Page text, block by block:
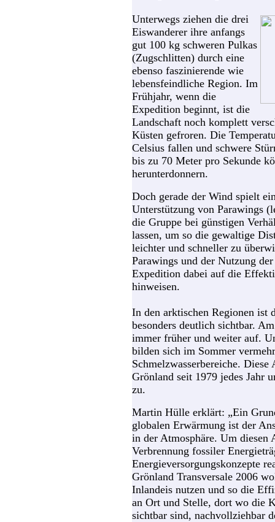
Unterwegs ziehen die drei
Eiswanderer ihre anfangs
gut 100 kg schweren Pulkas
(Zugschlitten) durch eine
ebenso faszinierende wie
lebensfeindliche Region. Im
Frühjahr, wenn die
Expedition beginnt, ist die
Landschaft noch komplett
Küsten gefroren. Die
Celsius fallen und schwere
bis zu 70 Meter pro Sekunde
herunterdonnern.
Doch gerade der Wind spielt
Unterstützung von Parawings
die Gruppe bei günstigen
lassen, um so die gewaltige
leichter und schneller zu
Parawings und der Nutzung
Expedition dabei auf die
hinweisen.
In den arktischen Regionen ist
besonders deutlich sichtbar.
immer früher und weiter auf.
bilden sich im Sommer
Schmelzwasserbereiche.
Grönland seit 1979 jedes Jahr
zu.
Martin Hülle erklärt: „Ein
globalen Erwärmung ist der
in der Atmosphäre. Um diesen
Verbrennung fossiler
Energieversorgungskonzepte
Grönland Transversale 2006
Inlandeis nutzen und so die
an Ort und Stelle, dort wo die
sichtbar sind, nachvollziehbar